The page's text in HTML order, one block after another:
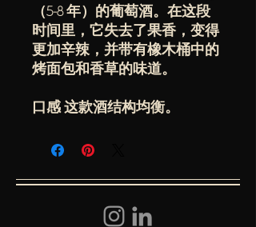
（5-8 年）的葡萄酒。在这段
时间里，它失去了果香，变得
更加辛辣，并带有橡木桶中的
烤面包和香草的味道。
口感 这款酒结构均衡。